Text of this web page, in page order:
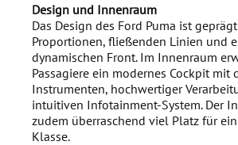
Design und Innenraum
Das Design des Ford Puma ist
Proportionen, fließenden Linien und
dynamischen Front. Im Innenraum
Passagiere ein modernes Cockpit mit
Instrumenten, hochwertiger
intuitiven Infotainment-System. Der
zudem überraschend viel Platz für
Klasse.